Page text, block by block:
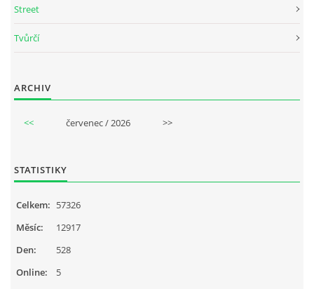
Street
Tvůrčí
ARCHIV
<< červenec / 2026 >>
STATISTIKY
Online: 5
Celkem: 57326
Měsíc:
12917
Den:
528